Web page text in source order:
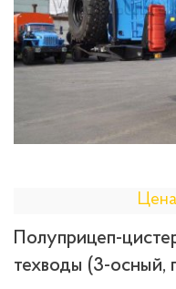
Полуприцеп-
техводы (3-осный,